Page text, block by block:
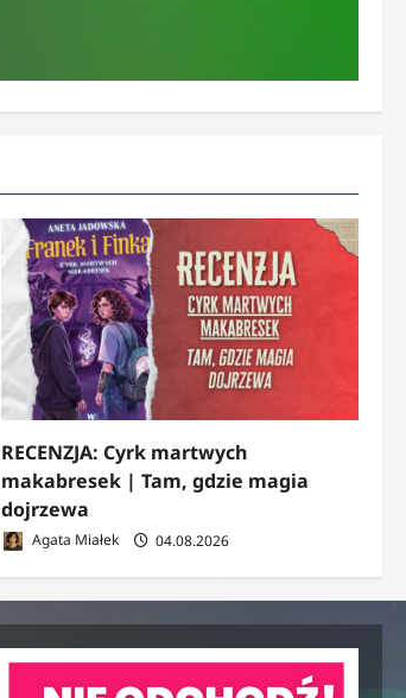
RECENZJA: Cyrk martwych
makabresek | Tam, gdzie magia
dojrzewa
Agata Miałek 04.08.2026